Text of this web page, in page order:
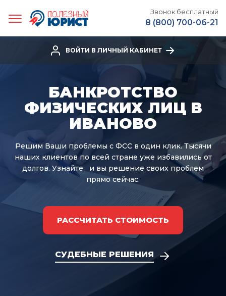
Звонок бесплатный
8 (800) 700-06-21
ВОЙТИ В ЛИЧНЫЙ КАБИНЕТ
БАНКРОТСТВО
ФИЗИЧЕСКИХ ЛИЦ В
ИВАНОВО
Решим Ваши проблемы с ФСС в один клик.Тысячи
наших клиентов по всей стране уже избавились от
долгов. Узнайте
и вы решение своих проблем
прямо сейчас.
РАССЧИТАТЬ СТОИМОСТЬ
СУДЕБНЫЕ РЕШЕНИЯ